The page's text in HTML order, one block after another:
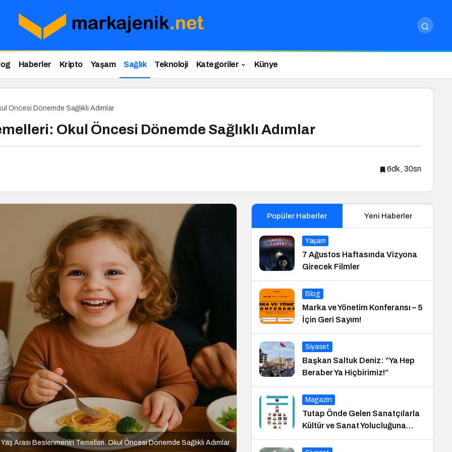
Haberler Kripto Yaşam Sağlık Teknoloji Kategoriler Künye
Öncesi Dönemde Sağlıklı Adımlar
Okul Öncesi Dönemde Sağlıklı Adımlar
6dk, 30sn
Arası Beslenmenin Temelleri: Okul Öncesi Dönemde Sağlıklı Adımlar
Popüler Haberler Yeni Haberler
Yaşam
7 Ağustos Haftasında Vizyona
Girecek Filmler
Blog
Marka ve Yönetim Konferansı – 5
İçin Geri Sayım!
Siyaset
Başkan Saltuk Deniz: “Ya Hep
Beraber Ya Hiçbirimiz!”
Magazin
Tutap Önde Gelen Sanatçılarla
Kültür ve Sanat Yolucluğuna
Devam Ediyor